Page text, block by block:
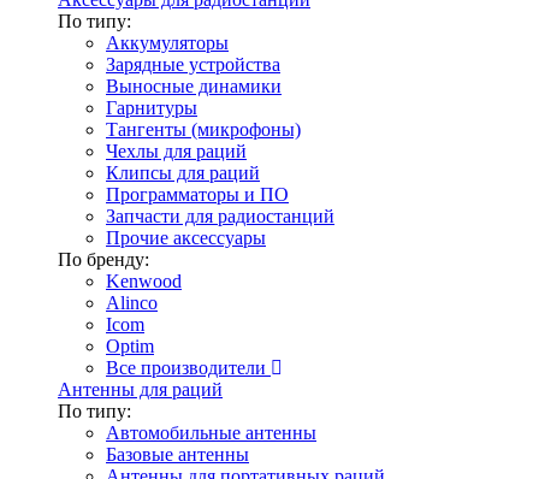
По типу:
Аккумуляторы
Зарядные устройства
Выносные динамики
Гарнитуры
Тангенты (микрофоны)
Чехлы для раций
Клипсы для раций
Программаторы и ПО
Запчасти для радиостанций
Прочие аксессуары
По бренду:
Kenwood
Alinco
Icom
Optim
Все производители
Антенны для раций
По типу:
Автомобильные антенны
Базовые антенны